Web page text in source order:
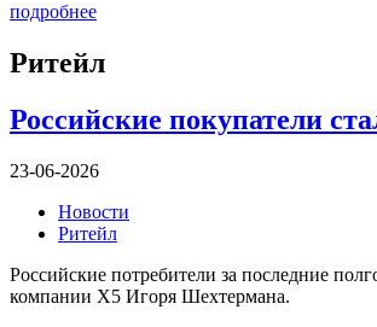
подробнее
Ритейл
Российские покупатели
23-06-2026
Новости
Ритейл
Российские потребители за последние
компании Х5 Игоря Шехтермана.